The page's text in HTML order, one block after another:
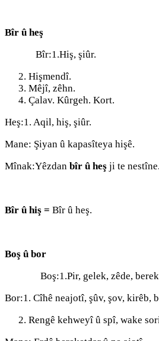
Bîr û heş
Bîr:1.Hiş, şiûr.
Hişmendî.
Mêjî, zêhn.
Çalav. Kûrgeh. Kort.
Heş:1. Aqil, hiş, şiûr.
Mane: Şiyan û kapasîteya hişê.
Mînak:Yêzdan bîr û heş ji te nestîne.
Bîr û hiş = Bîr û heş.
Boş û bor
Boş:1.Pir, gelek, zêde,
Bor:1. Cîhê neajotî, şûv, şov, kirêb,
Rengê kehweyî û spî, wake